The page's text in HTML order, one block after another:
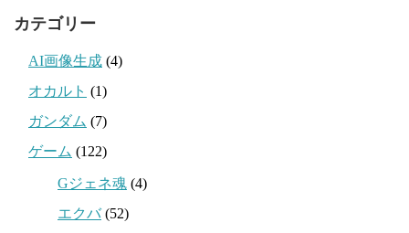
カテゴリー
AI画像生成 (4)
オカルト (1)
ガンダム (7)
ゲーム (122)
Gジェネ魂 (4)
エクバ(52)